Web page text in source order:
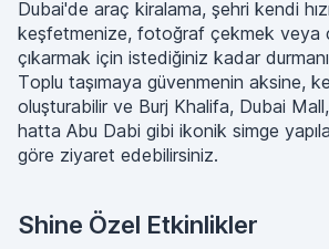
Dubai'de araç kiralama, şehri kendi
keşfetmenize, fotoğraf çekmek veya
çıkarmak için istediğiniz kadar
Toplu taşımaya güvenmenin aksine,
oluşturabilir ve Burj Khalifa, Dubai
hatta Abu Dabi gibi ikonik simge
göre ziyaret edebilirsiniz.
Shine Özel Etkinlikler